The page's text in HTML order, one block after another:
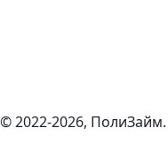
© 2022-2026,